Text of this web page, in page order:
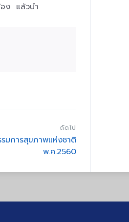
ง แล้วนำ
ถัดไป
มการสุขภาพแห่งชาติ
พ.ศ.2560